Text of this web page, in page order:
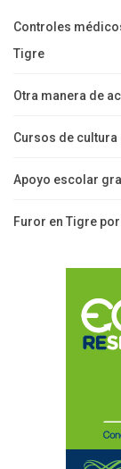
Controles
Tigre
Otra manera de
Cursos de
Apoyo escolar
Furor en Tigre